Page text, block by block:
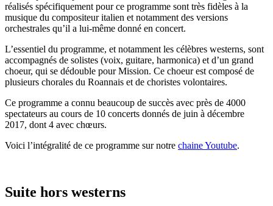
réalisés spécifiquement pour ce programme sont très fidèles à la
musique du compositeur italien et notamment des versions
orchestrales qu’il a lui-même donné en concert.
L’essentiel du programme, et notamment les célèbres westerns, sont
accompagnés de solistes (voix, guitare, harmonica) et d’un grand
choeur, qui se dédouble pour Mission. Ce choeur est composé de
plusieurs chorales du Roannais et de choristes volontaires.
Ce programme a connu beaucoup de succès avec près de 4000
spectateurs au cours de 10 concerts donnés de juin à décembre
2017, dont 4 avec chœurs.
Voici l’intégralité de ce programme sur notre chaine Youtube.
Suite hors westerns